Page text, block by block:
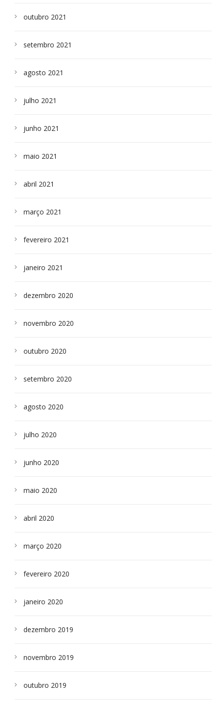
outubro 2021
setembro 2021
agosto 2021
julho 2021
junho 2021
maio 2021
abril 2021
março 2021
fevereiro 2021
janeiro 2021
dezembro 2020
novembro 2020
outubro 2020
setembro 2020
agosto 2020
julho 2020
junho 2020
maio 2020
abril 2020
março 2020
fevereiro 2020
janeiro 2020
dezembro 2019
novembro 2019
outubro 2019